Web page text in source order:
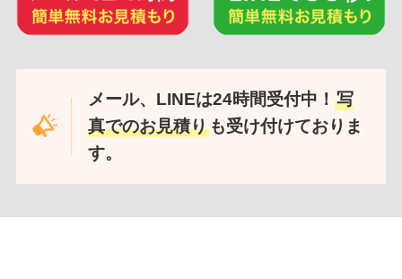
メール、LINEは24時間受付中！ 写
真でのお見積りも受け付けておりま
す。